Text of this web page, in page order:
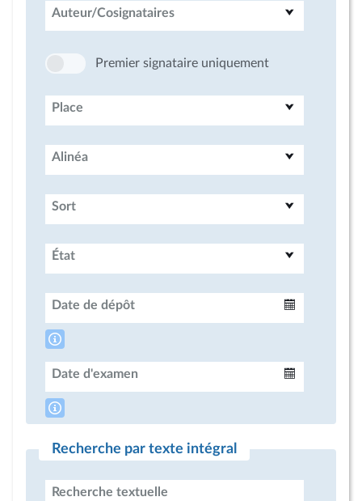
Auteur/Cosignataires
Premier signataire uniquement
Place
Alinéa
Sort
État
Date de dépôt
Date d'examen
Recherche par texte intégral
Recherche textuelle